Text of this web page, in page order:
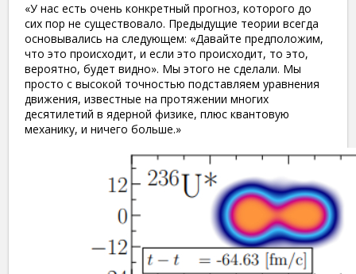
«У нас есть очень конкретный прогноз, которого до
сих пор не существовало. Предыдущие теории всегда
основывались на следующем: «Давайте предположим,
что это происходит, и если это происходит, то это,
вероятно, будет видно». Мы этого не сделали. Мы
просто с высокой точностью подставляем уравнения
движения, известные на протяжении многих
десятилетий в ядерной физике, плюс квантовую
механику, и ничего больше.»